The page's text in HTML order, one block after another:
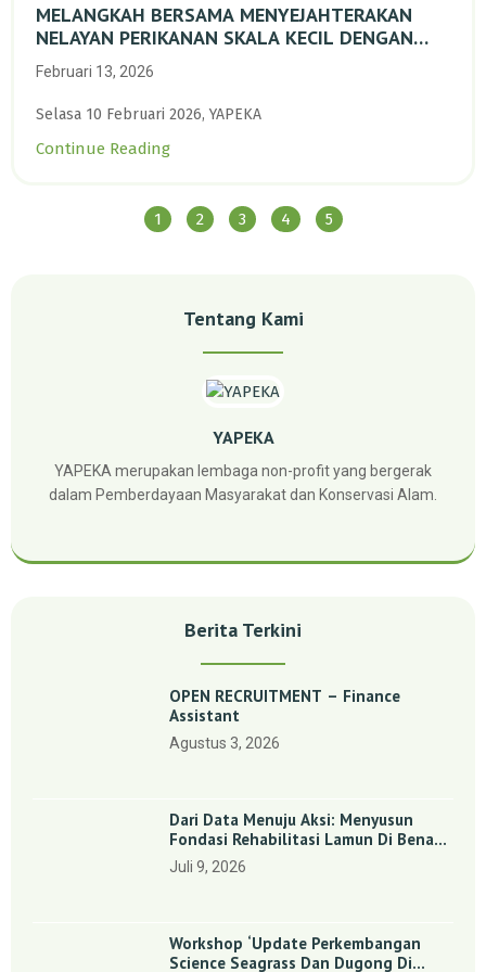
MELANGKAH BERSAMA MENYEJAHTERAKAN
NELAYAN PERIKANAN SKALA KECIL DENGAN
TRANSISI BERKELANJUTAN BERBASIS ALAM
Februari 13, 2026
Selasa 10 Februari 2026, YAPEKA
Continue Reading
1 2 3 4 5
Tentang Kami
YAPEKA
YAPEKA merupakan lembaga non-profit yang bergerak
dalam Pemberdayaan Masyarakat dan Konservasi Alam.
Berita Terkini
OPEN RECRUITMENT – Finance
Assistant
Agustus 3, 2026
Dari Data Menuju Aksi: Menyusun
Fondasi Rehabilitasi Lamun Di Benan
Dan Sebong Lagoi, Kepulauan Riau
Juli 9, 2026
Workshop ‘Update Perkembangan
Science Seagrass Dan Dugong Di